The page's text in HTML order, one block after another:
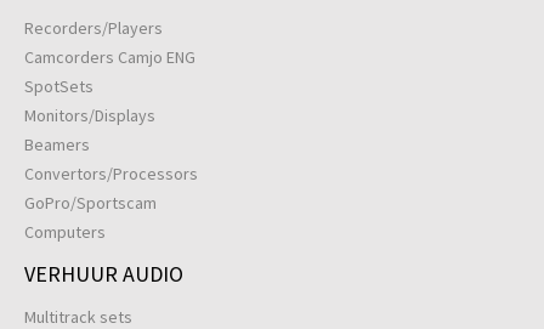
Recorders/Players
Camcorders Camjo ENG
SpotSets
Monitors/Displays
Beamers
Convertors/Processors
GoPro/Sportscam
Computers
VERHUUR AUDIO
Multitrack sets